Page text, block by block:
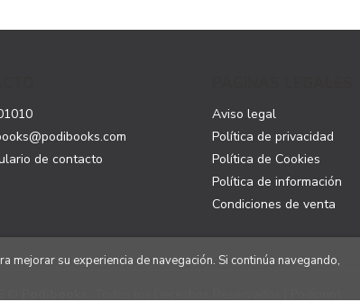
de contacto
Aviso legal
Política de privacidad
Política de Cookies
Política de información
Condiciones de venta
su experiencia de navegación. Si continúa navegando,